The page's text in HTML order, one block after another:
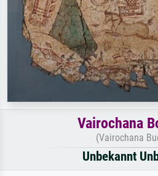
Vairochana
(Vairochana
Unbekannt